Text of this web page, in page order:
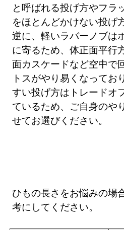
と呼ばれる投げ方やフラ
をほとんどかけない投げ
逆に、軽いラバーノブは
に寄るため、体正面平行
面カスケードなど空中で
トスがやり易くなってお
すい投げ方はトレードオ
ているため、ご自身のや
せてお選びください。
ひもの長さをお悩みの場
考にしてください。